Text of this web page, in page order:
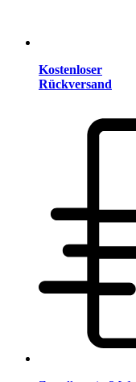
Kostenloser
Rückversand